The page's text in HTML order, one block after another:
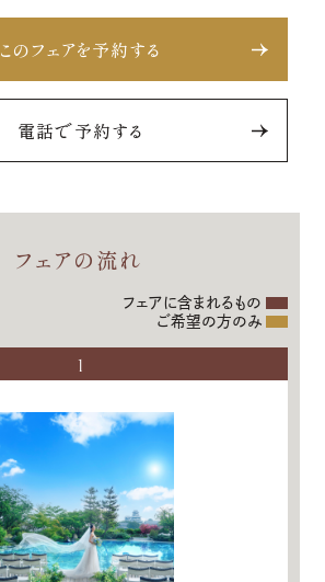
このフェアを予約する
電話で予約する
フェアの流れ
フェアに含まれるもの
ご希望の方のみ
1